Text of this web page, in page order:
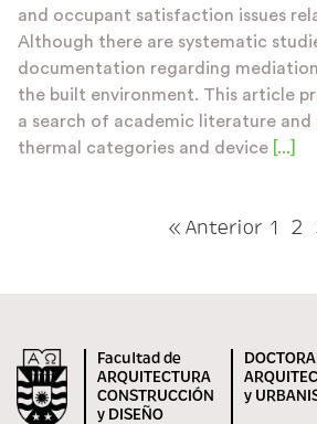
and occupant satisfaction issues
Although there are systematic
documentation regarding
the built environment. This article
a search of academic literature and
thermal categories and device [...]
« Anterior 1 2
Facultad de
ARQUITECTURA
CONSTRUCCIÓN
y DISEÑO
y